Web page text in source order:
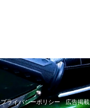
プライバシーポリシー 広告掲載